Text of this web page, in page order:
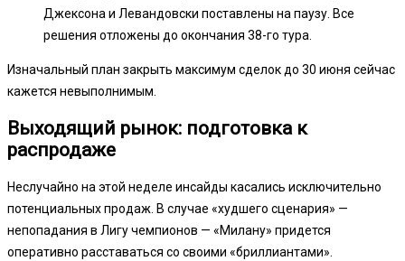
Джексона и Левандовски поставлены на паузу. Все
решения отложены до окончания 38-го тура.
Изначальный план закрыть максимум сделок до 30 июня сейчас
кажется невыполнимым.
Выходящий рынок: подготовка к
распродаже
Неслучайно на этой неделе инсайды касались исключительно
потенциальных продаж. В случае «худшего сценария» —
непопадания в Лигу чемпионов — «Милану» придется
оперативно расставаться со своими «бриллиантами».